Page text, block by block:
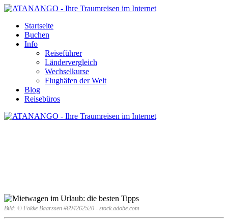
Startseite
Buchen
Info
Reiseführer
Ländervergleich
Wechselkurse
Flughäfen der Welt
Blog
Reisebüros
Bild: © Fokke Baarssen #694262520 - stock.adobe.com